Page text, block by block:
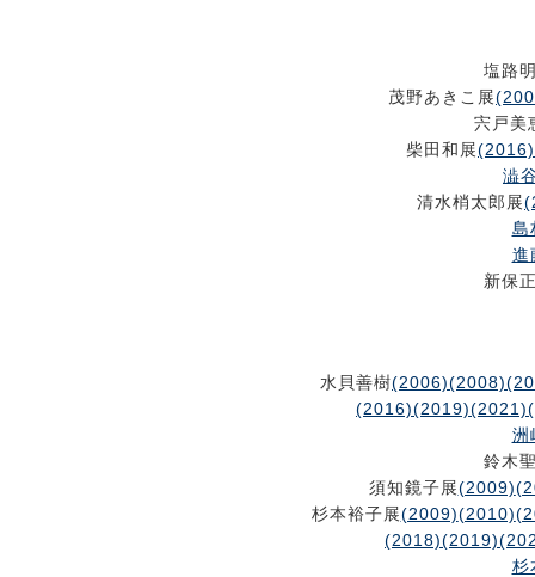
塩路
茂野あきこ展
宍戸美
柴田和展(2016)
澁
清水梢太郎展
島
進
新保
水貝善樹(2006)(2008)
(2016)(2019)(2021)
洲
鈴木
須知鏡子展(2009)
杉本裕子展(2009)(2010)
(2018)(2019)
杉